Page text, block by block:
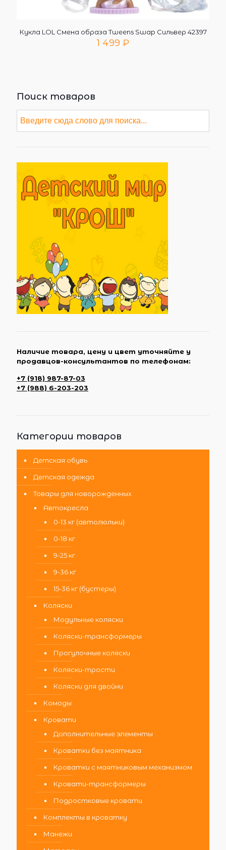
Кукла LOL Смена образа Tweens Swap Сильвер 42397
1 499 ₽
Поиск товаров
Наличие товара, цену и цвет уточняйте у
продавцов-консультантов по телефонам:
+7 (918) 987-87-03
+7 (988) 6-203-203
Категории товаров
Детская обувь
Детская одежда
Товары для новорожденных
Автокресла
0-13 кг (автолюльки)
0-18 кг
9-25 кг
9-36 кг
15-36 кг (бустеры)
Коляски
Модульные коляски
Коляски-трансформеры
Прогулочные коляски
Коляски-трости
Коляски для двойни
Комоды
Кровати
Дополнительные элементы
Кроватки без маятника
Кроватки с маятниковым механизмом
Кровати-трансформеры
Подростковые кровати
Комплекты в кроватку
Манежи